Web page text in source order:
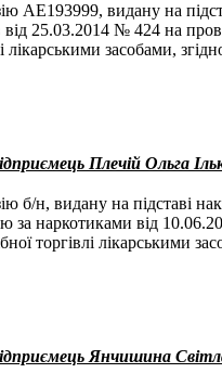
АЕ193999, видану на
від 25.03.2014 № 424 на
лікарськими засобами,
Плечій Ольга
б/н, видану на підставі
за наркотиками від
торгівлі лікарськими
Янчишина